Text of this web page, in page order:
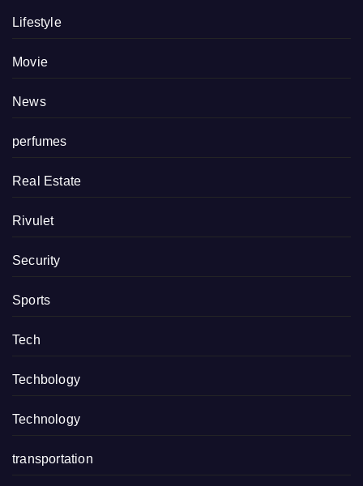
Lifestyle
Movie
News
perfumes
Real Estate
Rivulet
Security
Sports
Tech
Techbology
Technology
transportation